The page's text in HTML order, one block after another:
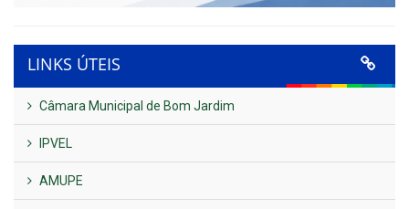
LINKS ÚTEIS
Câmara Municipal de Bom Jardim
IPVEL
AMUPE